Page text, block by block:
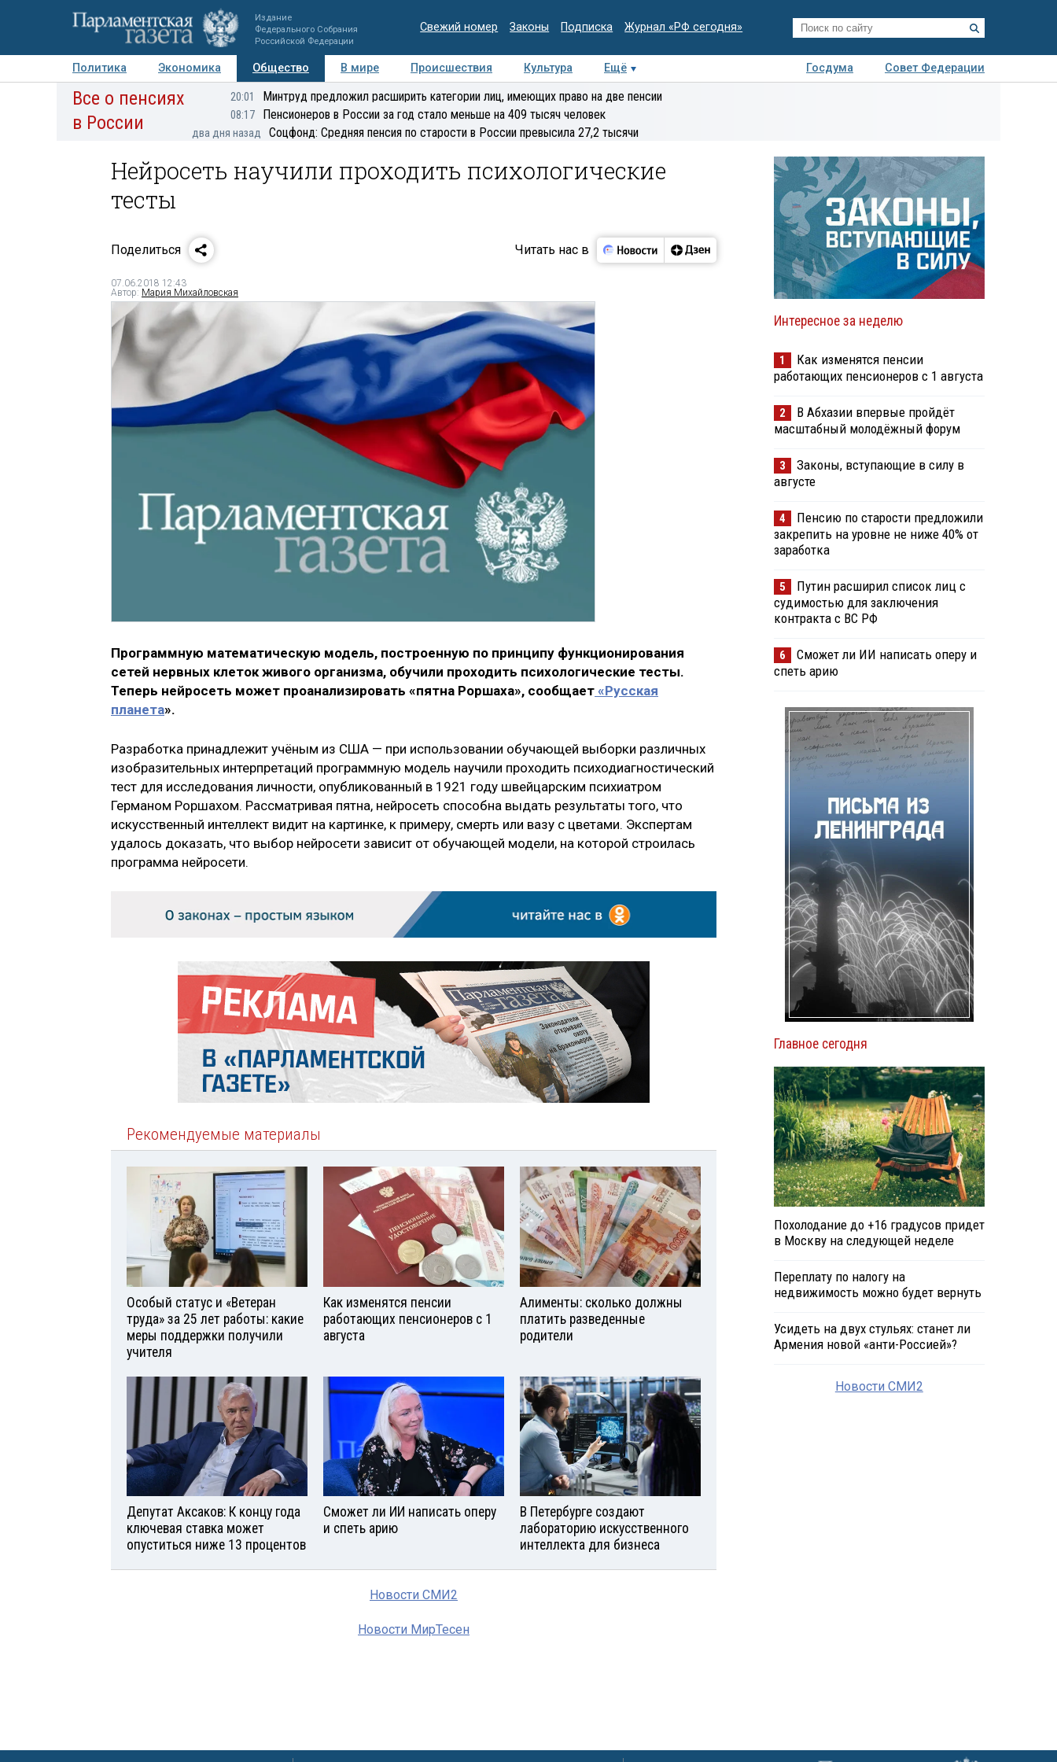
Издание
Федерального Собрания
Российской Федерации
Свежий номер Законы Подписка Журнал «РФ сегодня»
Политика Экономика Общество В мире Происшествия Культура Ещё Госдума
Совет Федерации
Авторы Персоны Мнения Регионы Медиацентр Интервью Колумнисты
Деловая
Все о пенсиях
в России
20:01 Минтруд предложил расширить категории лиц, имеющих право на две пенсии
08:17 Пенсионеров в России за год стало меньше на 409 тысяч человек
два дня назад Соцфонд: Средняя пенсия по старости в России превысила 27,2 тысячи
Нейросеть научили проходить психологические
тесты
Поделиться Читать нас в
07.06.2018 12:43
Автор: Мария Михайловская
Программную математическую модель, построенную по принципу функционирования
сетей нервных клеток живого организма, обучили проходить психологические тесты.
Теперь нейросеть может проанализировать «пятна Роршаха», сообщает «Русская
планета».
Разработка принадлежит учёным из США — при использовании обучающей выборки различных
изобразительных интерпретаций программную модель научили проходить психодиагностический
тест для исследования личности, опубликованный в 1921 году швейцарским психиатром
Германом Роршахом. Рассматривая пятна, нейросеть способна выдать результаты того, что
искусственный интеллект видит на картинке, к примеру, смерть или вазу с цветами. Экспертам
удалось доказать, что выбор нейросети зависит от обучающей модели, на которой строилась
программа нейросети.
Рекомендуемые материалы
Особый статус и «Ветеран
труда» за 25 лет работы: какие
меры поддержки получили
учителя
Как изменятся пенсии
работающих пенсионеров с 1
августа
Алименты: сколько должны
платить разведенные
родители
Депутат Аксаков: К концу года
ключевая ставка может
опуститься ниже 13 процентов
Сможет ли ИИ написать оперу
и спеть арию
В Петербурге создают
лабораторию искусственного
интеллекта для бизнеса
Новости СМИ2
Новости МирТесен
Интересное за неделю
1
Как изменятся пенсии
работающих пенсионеров с 1 августа
2
В Абхазии впервые пройдёт
масштабный молодёжный форум
3
Законы, вступающие в силу в
августе
4
Пенсию по старости предложили
закрепить на уровне не ниже 40% от
заработка
5
Путин расширил список лиц с
судимостью для заключения
контракта с ВС РФ
6
Сможет ли ИИ написать оперу и
спеть арию
Главное сегодня
Похолодание до +16 градусов придет
в Москву на следующей неделе
Переплату по налогу на
недвижимость можно будет вернуть
Усидеть на двух стульях: станет ли
Армения новой «анти-Россией»?
Новости СМИ2